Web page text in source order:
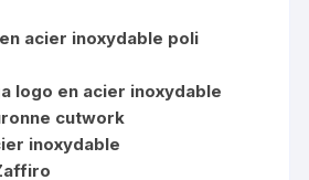
acier inoxydable poli
logo en acier inoxydable
cutwork
inoxydable